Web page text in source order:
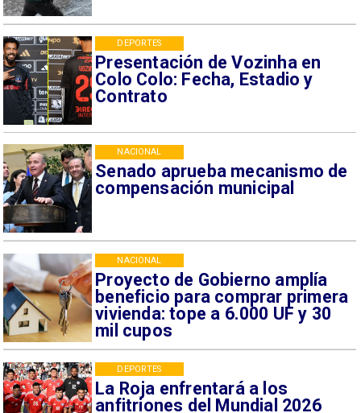
Presentación de Vozinha en
Colo Colo: Fecha, Estadio y
Contrato
DEPORTES
Senado aprueba mecanismo de
compensación municipal
NACIONAL
Proyecto de Gobierno amplía
beneficio para comprar primera
vivienda: tope a 6.000 UF y 30
mil cupos
NACIONAL
La Roja enfrentará a los
anfitriones del Mundial 2026
DEPORTES